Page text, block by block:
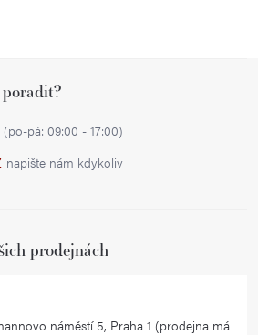
(po-pá: 09:00 - 17:00)
napište nám kdykoliv
prodejnách
náměstí 5, Praha 1 (prodejna má